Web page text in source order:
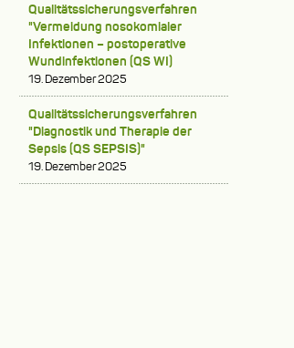
Qualitätssicherungsverfahren
"Vermeidung nosokomialer
Infektionen – postoperative
Wundinfektionen (QS WI)
19. Dezember 2025
Qualitätssicherungsverfahren
"Diagnostik und Therapie der
Sepsis (QS SEPSIS)"
19. Dezember 2025